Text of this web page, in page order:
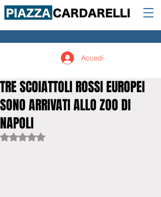
Accedi
TRE SCOIATTOLI ROSSI EUROPEI
SONO ARRIVATI ALLO ZOO DI
NAPOLI
Valutazione NaN stelle su 5.